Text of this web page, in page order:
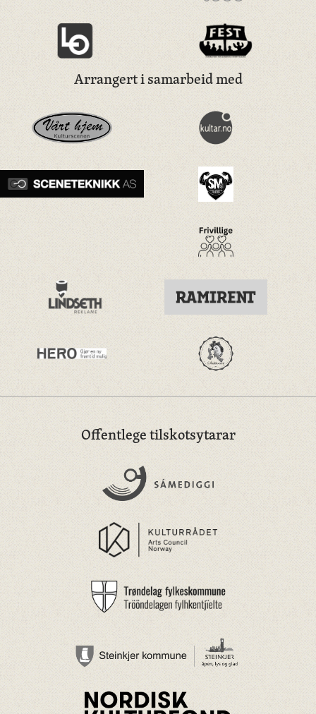
Arrangert i samarbeid med
Offentlege tilskotsytarar